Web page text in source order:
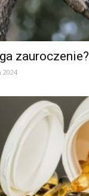
zauroczenie?
2024